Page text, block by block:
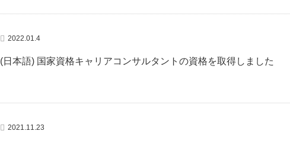
2022.01.4
(日本語) 国家資格キャリアコンサルタントの資格を取得しました
2021.11.23